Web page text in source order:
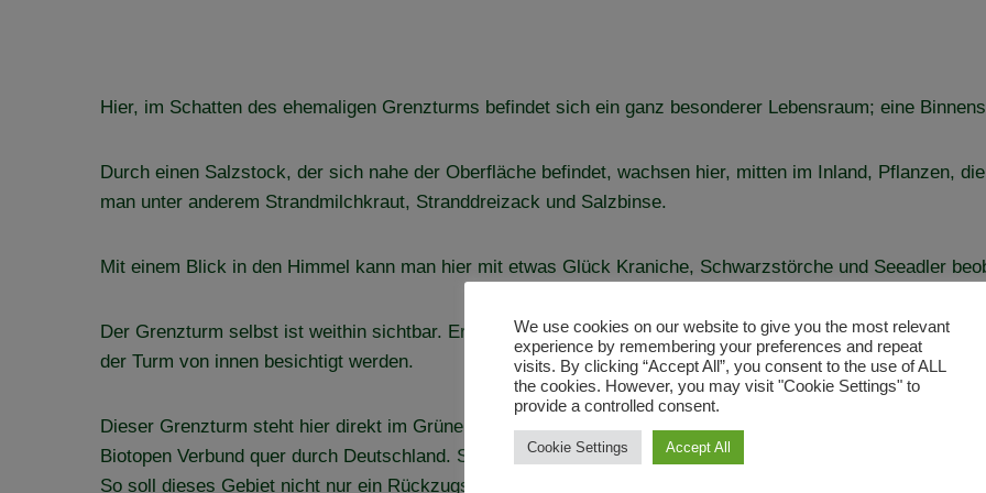
Hier, im Schatten des ehemaligen Grenzturms befindet sich ein ganz besonderer Lebensraum; eine
Durch einen Salzstock, der sich nahe der Oberfläche befindet, wachsen hier, mitten im Inland, Pflanzen,
man unter anderem Strandmilchkraut, Stranddreizack und Salzbinse.
Mit einem Blick in den Himmel kann man hier mit etwas Glück Kraniche, Schwarzstörche und Seeadler
Der Grenzturm selbst ist weithin sichtbar. Er gehört, sowie ein großer Teil der umliegenden Gebiete dem
der Turm von innen besichtigt werden.
Dieser Grenzturm steht hier direkt im Grünen Band, der ehemaligen innerdeutschen Grenze. Das Grüne
Biotopen Verbund quer durch Deutschland. Seit der Grenzöffnung arbeitet der BUND in ganz Deutschland
So soll dieses Gebiet nicht nur ein Rückzugsraum für eine Vielfalt an seltenen Arten sein, sondern auch
We use cookies on our website to give you the most relevant
experience by remembering your preferences and repeat
visits. By clicking “Accept All”, you consent to the use of ALL
the cookies. However, you may visit "Cookie Settings" to
provide a controlled consent.
Cookie Settings Accept All